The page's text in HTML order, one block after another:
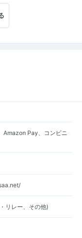
Amazon Pay、コンビニ
リレー、その他)